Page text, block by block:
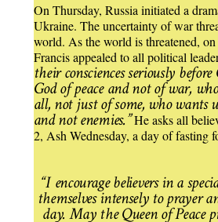
On Thursday, Russia initiated a
Ukraine. The uncertainty of war
world. As the world is threatened, on
Francis appealed to all political
their consciences seriously
God of peace and not of war,
all, not just of some, who wants
and not enemies.”He asks all
2, Ash Wednesday, a day of fasting
“I encourage believers in a
themselves intensely to prayer
day. May the Queen of Peace